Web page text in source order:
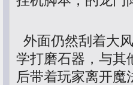
外面仍然刮着大
学打磨石器，与其
后带着玩家离开魔